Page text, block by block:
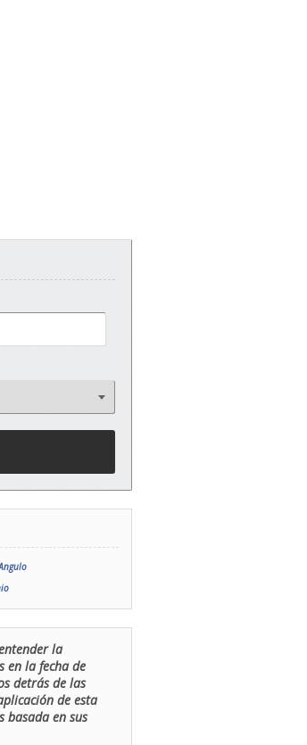
la
en la fecha de
detrás de las
de esta
basada en sus